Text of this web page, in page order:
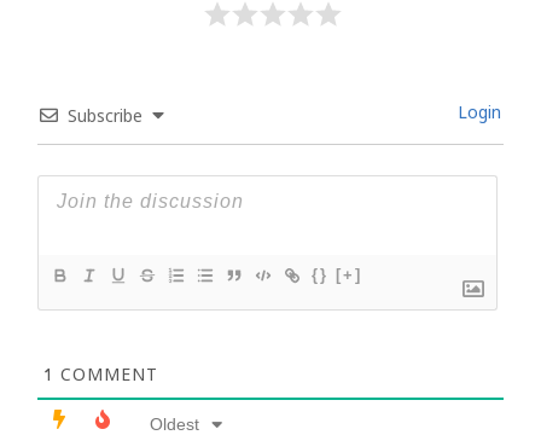
Subscribe Login
{} [+]
1 COMMENT
Oldest